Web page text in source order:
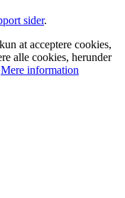
sider.
at acceptere cookies,
alle cookies, herunder
Mere information